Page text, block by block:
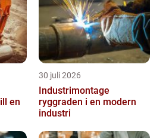
30 juli 2026
Industrimontage
ryggraden i en modern
industri